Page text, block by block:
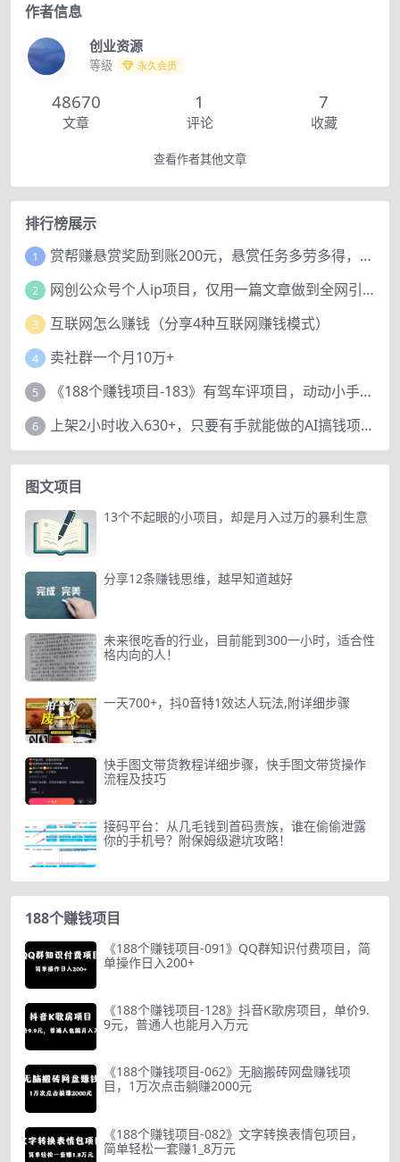
作者信息
创业资源
等级 永久会员
48670
文章
1
评论
7
收藏
查看作者其他文章
排行榜展示
1 赏帮赚悬赏奖励到账200元，悬赏任务多劳多得，人人可做。
2 网创公众号个人ip项目，仅用一篇文章做到全网引流！
3 互联网怎么赚钱（分享4种互联网赚钱模式）
4 卖社群一个月10万+
5 《188个赚钱项目-183》有驾车评项目，动动小手，复制粘贴赚44元！
6 上架2小时收入630+，只要有手就能做的AI搞钱项目，奶奶看完都能学会!
图文项目
13个不起眼的小项目，却是月入过万的暴利生意
分享12条赚钱思维，越早知道越好
未来很吃香的行业，目前能到300一小时，适合性
格内向的人！
一天700+，抖0音特1效达人玩法,附详细步骤
快手图文带货教程详细步骤，快手图文带货操作
流程及技巧
接码平台：从几毛钱到首码贵族，谁在偷偷泄露
你的手机号？附保姆级避坑攻略！
188个赚钱项目
《188个赚钱项目-091》QQ群知识付费项目，简
单操作日入200+
《188个赚钱项目-128》抖音K歌房项目，单价9.
9元，普通人也能月入万元
《188个赚钱项目-062》无脑搬砖网盘赚钱项
目，1万次点击躺赚2000元
《188个赚钱项目-082》文字转换表情包项目，
简单轻松一套赚1_8万元